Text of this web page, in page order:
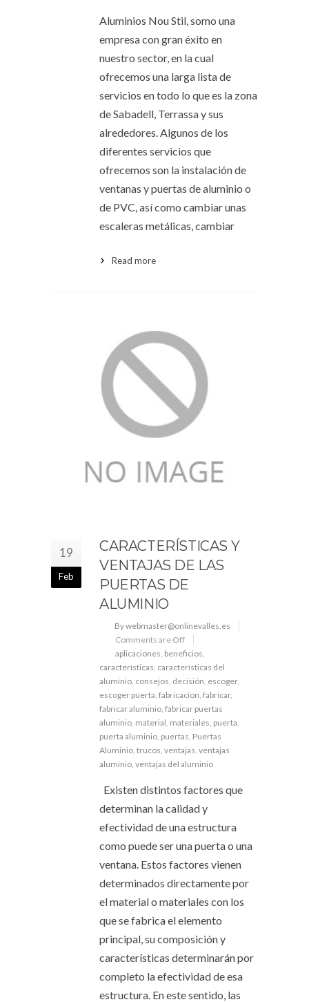
Aluminios Nou Stil, somo una
empresa con gran éxito en
nuestro sector, en la cual
ofrecemos una larga lista de
servicios en todo lo que es la zona
de Sabadell, Terrassa y sus
alrededores. Algunos de los
diferentes servicios que
ofrecemos son la instalación de
ventanas y puertas de aluminio o
de PVC, así como cambiar unas
escaleras metálicas, cambiar
Read more
19
Feb
CARACTERÍSTICAS Y
VENTAJAS DE LAS
PUERTAS DE
ALUMINIO
By webmaster@onlinevalles.es
Comments are Off
aplicaciones, beneficios,
características, características del
aluminio, consejos, decisión, escoger,
escoger puerta, fabricacion, fabricar,
fabricar aluminio, fabricar puertas
aluminio, material, materiales, puerta,
puerta aluminio, puertas, Puertas
Aluminio, trucos, ventajas, ventajas
aluminio, ventajas del aluminio
Existen distintos factores que
determinan la calidad y
efectividad de una estructura
como puede ser una puerta o una
ventana. Estos factores vienen
determinados directamente por
el material o materiales con los
que se fabrica el elemento
principal, su composición y
características determinarán por
completo la efectividad de esa
estructura. En este sentido, las